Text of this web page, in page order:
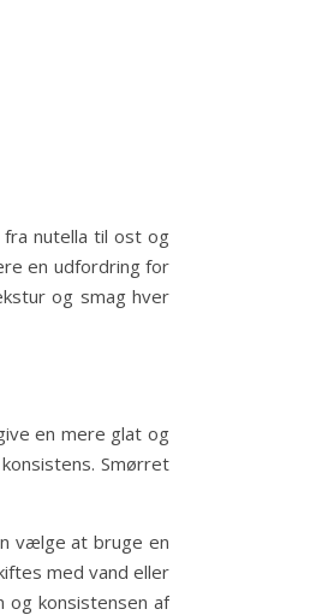
nutella til ost og
en udfordring for
og smag hver
en mere glat og
Smørret
vælge at bruge en
med vand eller
og konsistensen af